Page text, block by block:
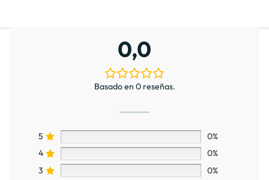
0,0
Basado en 0 reseñas.
5
0%
4
0%
3
0%